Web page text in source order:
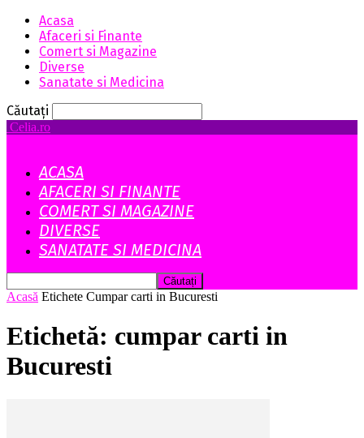
Acasa
Afaceri si Finante
Comert si Magazine
Diverse
Sanatate si Medicina
Căutați
Celia.ro
ACASA
AFACERI SI FINANTE
COMERT SI MAGAZINE
DIVERSE
SANATATE SI MEDICINA
Acasă Etichete Cumpar carti in Bucuresti
Etichetă: cumpar carti in
Bucuresti